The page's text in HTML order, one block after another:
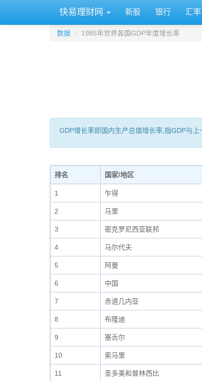
快易理财网 新股 银行 汇率
数据 1985年世界各国GDP年度增长率
GDP增长率即国内生产总值增长率,指GDP与
排名 国家/地区
1 乍得
2 马里
3 密克罗尼西亚联邦
4 马尔代夫
5 阿曼
6 中国
7 赤道几内亚
8 布隆迪
9 塞舌尔
10 索马里
11 圣多美和普林西比